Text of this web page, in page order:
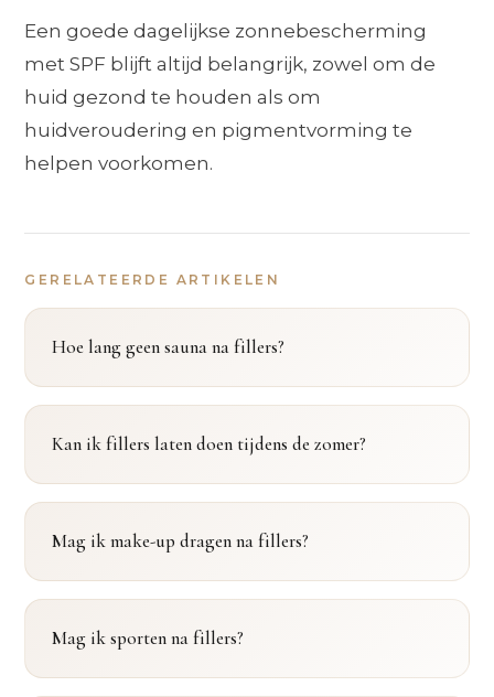
Een goede dagelijkse zonnebescherming
met SPF blijft altijd belangrijk, zowel om de
huid gezond te houden als om
huidveroudering en pigmentvorming te
helpen voorkomen.
GERELATEERDE ARTIKELEN
Hoe lang geen sauna na fillers?
Kan ik fillers laten doen tijdens de zomer?
Mag ik make-up dragen na fillers?
Mag ik sporten na fillers?